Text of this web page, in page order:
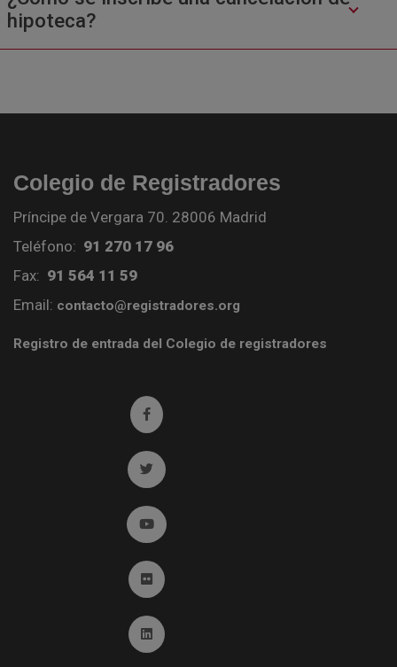
hipoteca?
Colegio de Registradores
Príncipe de Vergara 70. 28006 Madrid
Teléfono: 91 270 17 96
Fax: 91 564 11 59
Email: contacto@registradores.org
Registro de entrada del Colegio de registradores
Ir a facebook (abre en ventana nueva)
Ir a twitter (abre en ventana nueva)
Ir a YouTube (abre en ventana nueva)
Ir a Flickr (abre en ventana nueva)
Ir a Linkedin (abre en ventana nueva)